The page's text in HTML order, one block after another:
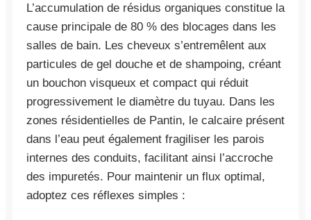
L’accumulation de résidus organiques constitue la
cause principale de 80 % des blocages dans les
salles de bain. Les cheveux s’entremêlent aux
particules de gel douche et de shampoing, créant
un bouchon visqueux et compact qui réduit
progressivement le diamètre du tuyau. Dans les
zones résidentielles de Pantin, le calcaire présent
dans l’eau peut également fragiliser les parois
internes des conduits, facilitant ainsi l’accroche
des impuretés. Pour maintenir un flux optimal,
adoptez ces réflexes simples :